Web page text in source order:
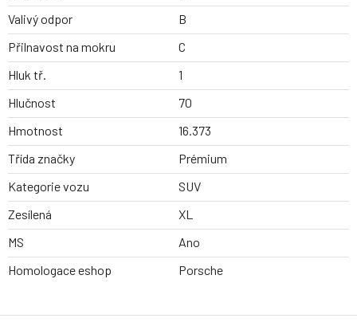
Valivý odpor
B
Přilnavost na mokru
C
Hluk tř.
1
Hlučnost
70
Hmotnost
16.373
Třída značky
Prémium
Kategorie vozu
SUV
Zesílená
XL
MS
Ano
Homologace eshop
Porsche